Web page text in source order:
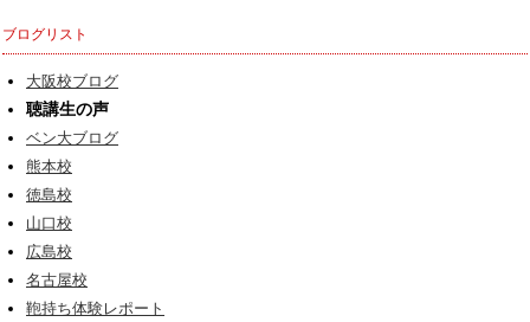
ブログリスト
大阪校ブログ
聴講生の声
ベン大ブログ
熊本校
徳島校
山口校
広島校
名古屋校
鞄持ち体験レポート